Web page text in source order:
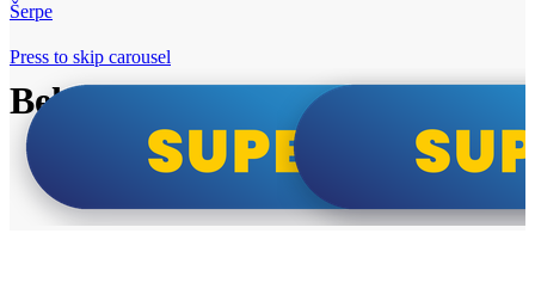
Šerpe
Beko i Tesla super cene
Press to skip carousel